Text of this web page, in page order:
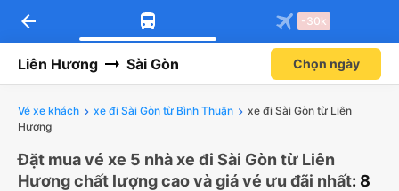
arrow_back -30k
Liên Hương Sài Gòn Chọn ngày
Vé xe khách xe đi Sài Gòn từ Bình Thuận
xe đi Sài Gòn từ Liên
Hương
Đặt mua vé xe 5 nhà xe đi Sài Gòn từ Liên
Hương chất lượng cao và giá vé ưu đãi nhất: 8